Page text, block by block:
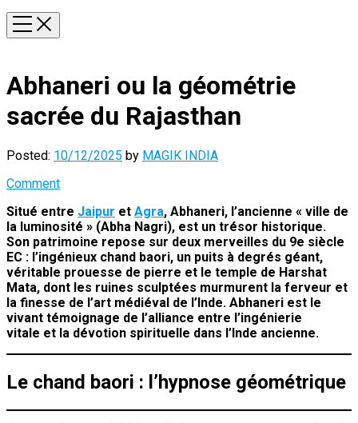
Abhaneri ou la géométrie
sacrée du Rajasthan
Posted: 10/12/2025 by MAGIK INDIA
Comment
Situé entre Jaipur et Agra, Abhaneri, l’ancienne « ville de
la luminosité » (Abha Nagri), est un trésor historique.
Son patrimoine repose sur deux merveilles du 9e siècle
EC : l’ingénieux chand baori, un puits à degrés géant,
véritable prouesse de pierre et le temple de Harshat
Mata, dont les ruines sculptées murmurent la ferveur et
la finesse de l’art médiéval de l’Inde. Abhaneri est le
vivant témoignage de l’alliance entre l’ingénierie
vitale et la dévotion spirituelle dans l’Inde ancienne.
Le chand baori : l’hypnose géométrique